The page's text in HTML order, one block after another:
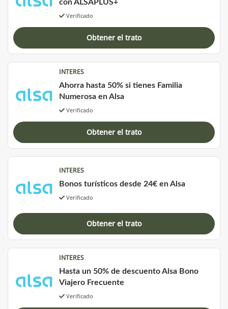
con ALSAPLUS+
Verificado
Obtener el trato
INTERES
Ahorra hasta 50% si tienes Familia
Numerosa en Alsa
Verificado
Obtener el trato
INTERES
Bonos turísticos desde 24€ en Alsa
Verificado
Obtener el trato
INTERES
Hasta un 50% de descuento Alsa Bono
Viajero Frecuente
Verificado